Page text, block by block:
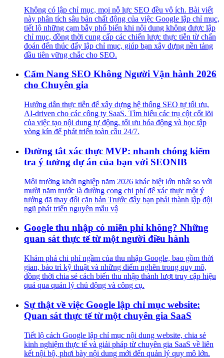
Không có lập chỉ mục, mọi nỗ lực SEO đều vô ích. Bài viết
này phân tích sâu bản chất động của việc Google lập chỉ mục,
tiết lộ những cạm bẫy phổ biến khi nội dung không được lập
chỉ mục, đồng thời cung cấp các chiến lược thực tiễn từ chẩn
đoán đến thúc đẩy lập chỉ mục, giúp bạn xây dựng nền tảng
đầu tiên vững chắc cho SEO.
Cẩm Nang SEO Không Người Vận hành 2026
cho Chuyên gia
Hướng dẫn thực tiễn để xây dựng hệ thống SEO tự tối ưu,
AI-driven cho các công ty SaaS. Tìm hiểu các trụ cột cốt lõi
của việc tạo nội dung tự động, tối ưu hóa động và học tập
vòng kín để phát triển toàn cầu 24/7.
Đường tắt xác thực MVP: nhanh chóng kiểm
tra ý tưởng dự án của bạn với SEONIB
Môi trường khởi nghiệp năm 2026 khác biệt lớn nhất so với
mười năm trước là đường cong chi phí để xác thực một ý
tưởng đã thay đổi căn bản Trước đây bạn phải thành lập đội
ngũ phát triển nguyên mẫu vậ
Google thu nhập có miễn phí không? Những
quan sát thực tế từ một người điều hành
Khám phá chi phí ngầm của thu nhập Google, bao gồm thời
gian, bảo trì kỹ thuật và những điểm nghẽn trong quy mô,
đồng thời chia sẻ cách biến thu nhập thành lượt truy cập hiệu
quả qua quản lý chủ động và công cụ.
Sự thật về việc Google lập chỉ mục website:
Quan sát thực tế từ một chuyên gia SaaS
Tiết lộ cách Google lập chỉ mục nội dung website, chia sẻ
kinh nghiệm thực tế và giải pháp từ chuyên gia SaaS về liên
kết nội bộ, phơi bày nội dung mới đến quản lý quy mô lớn.